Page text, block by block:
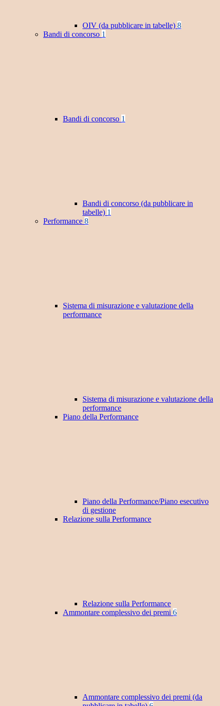
OIV (da pubblicare in tabelle) 8
Bandi di concorso 1
Bandi di concorso 1
Bandi di concorso (da pubblicare in
tabelle) 1
Performance 8
Sistema di misurazione e valutazione della
performance
Sistema di misurazione e valutazione della
performance
Piano della Performance
Piano della Performance/Piano esecutivo
di gestione
Relazione sulla Performance
Relazione sulla Performance
Ammontare complessivo dei premi 6
Ammontare complessivo dei premi (da